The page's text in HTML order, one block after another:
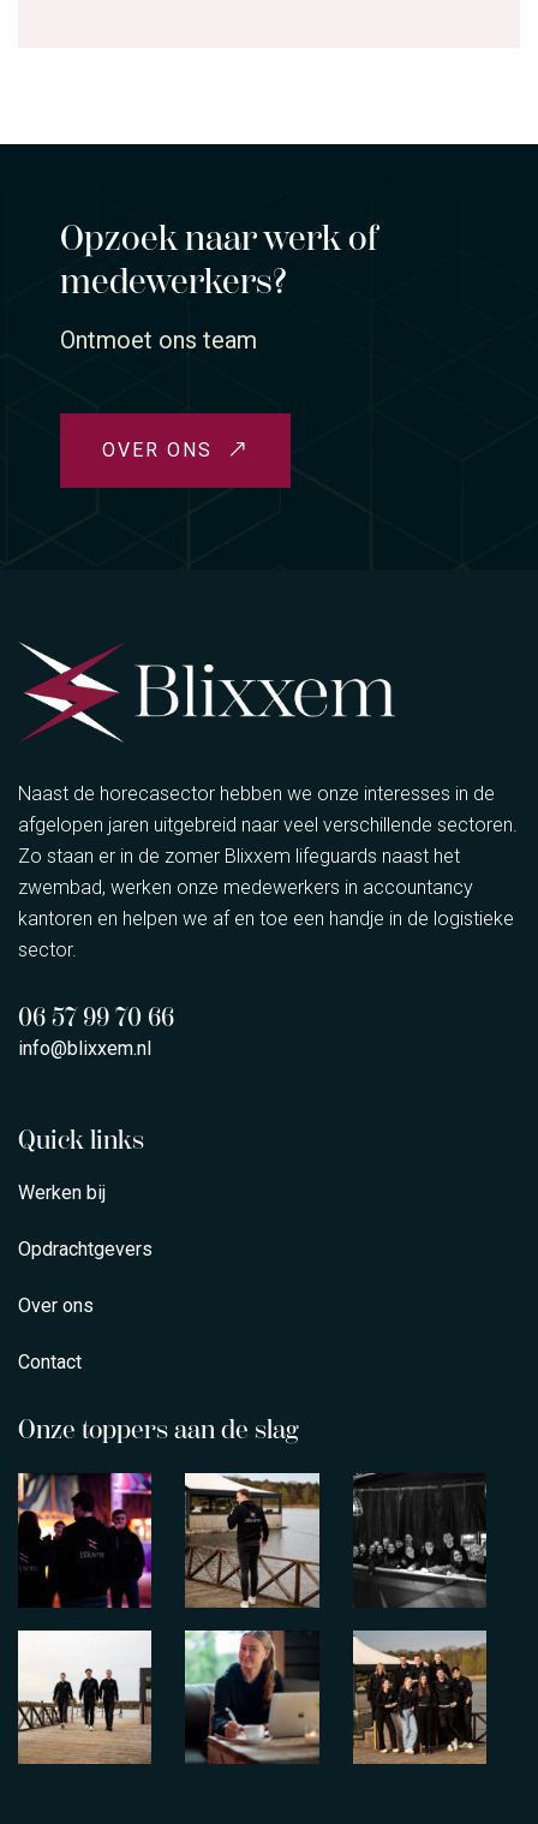
Opzoek naar werk of
medewerkers?
Ontmoet ons team
OVER ONS
Naast de horecasector hebben we onze interesses in de
afgelopen jaren uitgebreid naar veel verschillende sectoren.
Zo staan er in de zomer Blixxem lifeguards naast het
zwembad, werken onze medewerkers in accountancy
kantoren en helpen we af en toe een handje in de logistieke
sector.
06 57 99 70 66
info@blixxem.nl
Quick links
Werken bij
Opdrachtgevers
Over ons
Contact
Onze toppers aan de slag